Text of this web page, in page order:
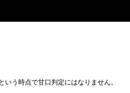
う時点で甘口判定にはなりません。